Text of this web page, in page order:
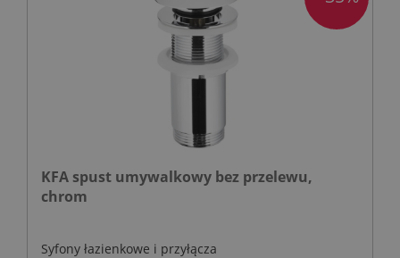
KFA spust umywalkowy bez przelewu,
chrom
Syfony łazienkowe i przyłącza